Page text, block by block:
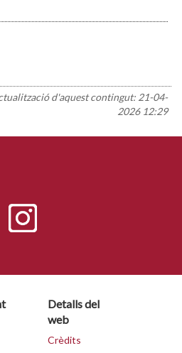
d'aquest contingut: 21-04-
2026 12:29
Detalls del
web
Crèdits